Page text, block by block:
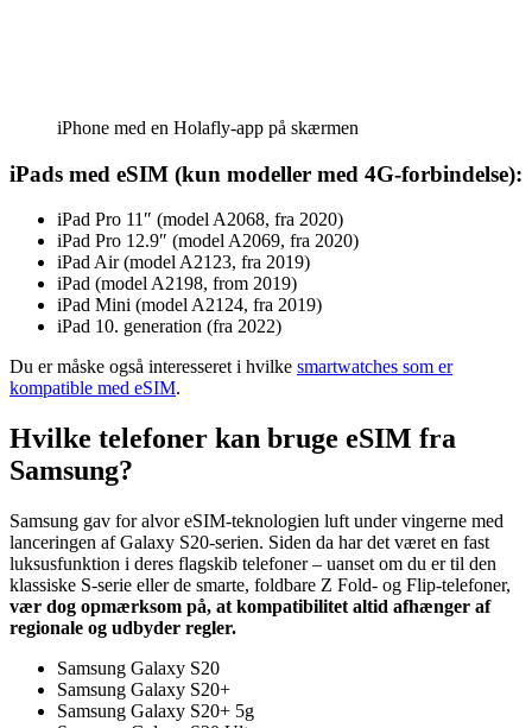
iPhone med en Holafly-app på skærmen
iPads med eSIM (kun modeller med 4G-forbindelse):
iPad Pro 11″ (model A2068, fra 2020)
iPad Pro 12.9″ (model A2069, fra 2020)
iPad Air (model A2123, fra 2019)
iPad (model A2198, from 2019)
iPad Mini (model A2124, fra 2019)
iPad 10. generation (fra 2022)
Du er måske også interesseret i hvilke smartwatches som er
kompatible med eSIM.
Hvilke telefoner kan bruge eSIM fra
Samsung?
Samsung gav for alvor eSIM-teknologien luft under vingerne med
lanceringen af Galaxy S20-serien. Siden da har det været en fast
luksusfunktion i deres flagskib telefoner – uanset om du er til den
klassiske S-serie eller de smarte, foldbare Z Fold- og Flip-telefoner,
vær dog opmærksom på, at kompatibilitet altid afhænger af
regionale og udbyder regler.
Samsung Galaxy S20
Samsung Galaxy S20+
Samsung Galaxy S20+ 5g